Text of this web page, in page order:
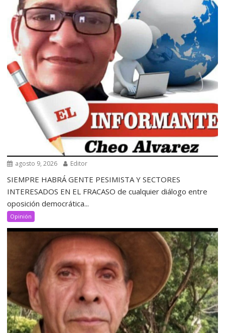
agosto 9, 2026 Editor
SIEMPRE HABRÁ GENTE PESIMISTA Y SECTORES
INTERESADOS EN EL FRACASO de cualquier diálogo entre
oposición democrática...
Opinión